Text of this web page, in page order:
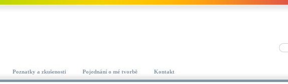
Poznatky a zkušenosti Pojednání o mé tvorbě Kontakt